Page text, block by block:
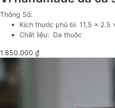
Thông Số:
Kích thước phủ bì: 11,5 x 2.5
Chất liệu: Da thuộc
1.850.000 ₫